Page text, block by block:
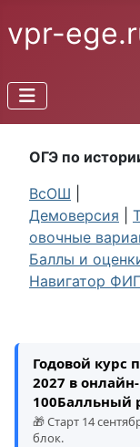
vpr-
ОГЭ по
ВсОШ
Демоверсия
овочные
Баллы и
Навигатор
Годовой курс
2027 в
100Балльный
🎁 Старт 14
блок.